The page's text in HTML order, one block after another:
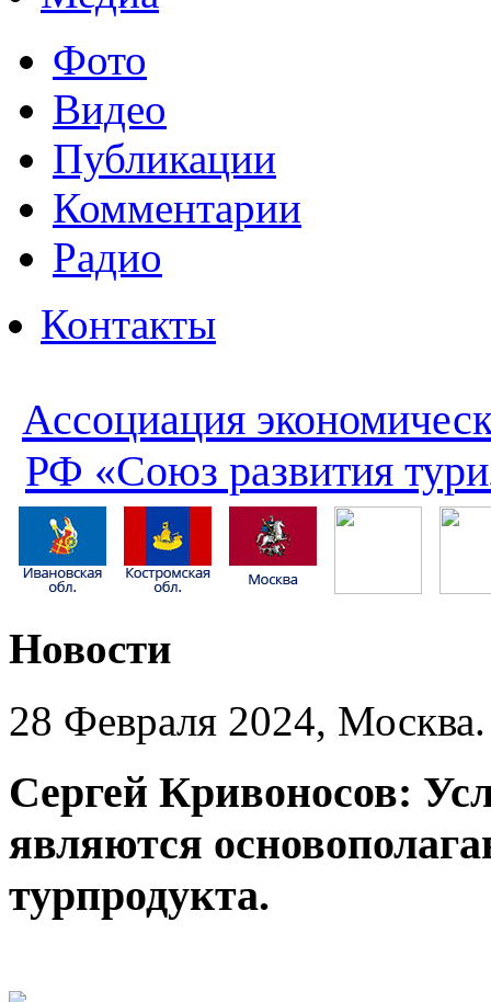
Фото
Видео
Публикации
Комментарии
Радио
Контакты
Ассоциация
РФ «Союз развития
Новости
28 Февраля 2024,
Сергей Кривоносов:
являются
турпродукта.